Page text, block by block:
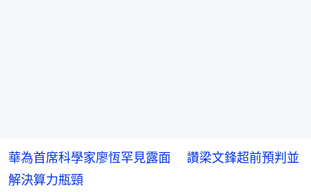
華為首席科學家廖恆罕見露面 讚梁文鋒超前預判並
解決算力瓶頸